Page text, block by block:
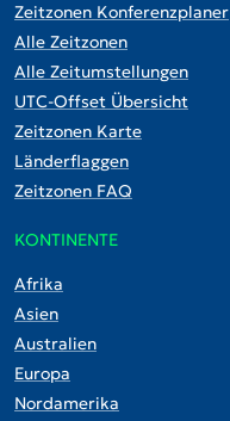
Zeitzonen Konferenzplaner
Alle Zeitzonen
Alle Zeitumstellungen
UTC-Offset Übersicht
Zeitzonen Karte
Länderflaggen
Zeitzonen FAQ
KONTINENTE
Afrika
Asien
Australien
Europa
Nordamerika